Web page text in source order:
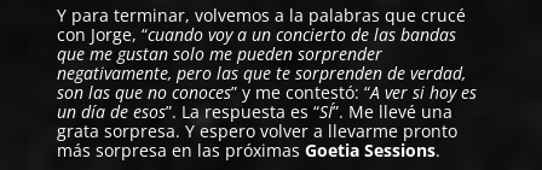
Y para terminar, volvemos a la palabras que crucé
con Jorge, “cuando voy a un concierto de las bandas
que me gustan solo me pueden sorprender
negativamente, pero las que te sorprenden de verdad,
son las que no conoces” y me contestó: “A ver si hoy es
un día de esos”. La respuesta es “SÍ”. Me llevé una
grata sorpresa. Y espero volver a llevarme pronto
más sorpresa en las próximasGoetia Sessions.